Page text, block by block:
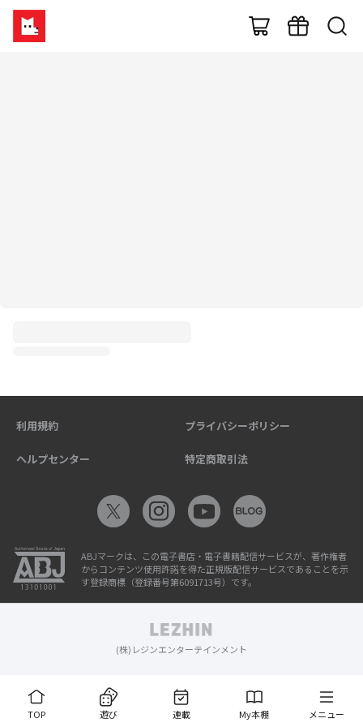
TOP 遊び 連載 My本棚 メニュー
利用規約 プライバシーポリシー
ヘルプセンター 特定商取引法
ABJマークは、この電子書店・電子書籍配信サービスが、著作権者
からコンテンツ使用許諾を得た正規版配信サービスであることを示
す登録商標（登録番号第6091713号）です。
(株)レジンエンターテインメント